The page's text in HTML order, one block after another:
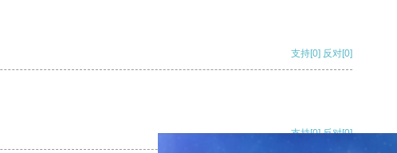
支持[0] 反对[0]
支持[0] 反对[0]